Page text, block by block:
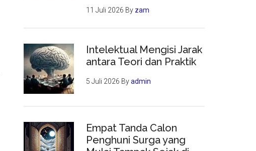
11 Juli 2026 By zam
Intelektual Mengisi Jarak
antara Teori dan Praktik
5 Juli 2026 Byadmin
Empat Tanda Calon
Penghuni Surga yang